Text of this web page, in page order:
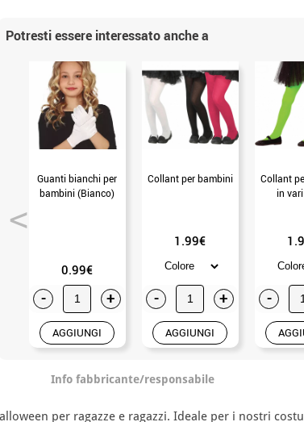
Potresti essere interessato anche a
Guanti bianchi per
bambini (Bianco)
0.99€
- +
AGGIUNGI
Collant per bambini
1.99€
- +
AGGIUNGI
Collant
in
-
Info fabbricante/responsabile
per ragazze e ragazzi. Ideale per i nostri